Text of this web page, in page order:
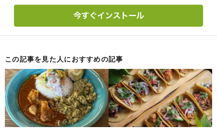
この記事を見た人におすすめの記事